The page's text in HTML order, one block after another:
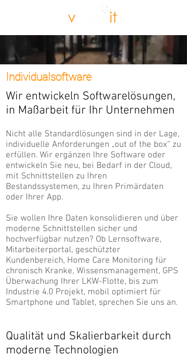
Individualsoftware
Wir entwickeln Softwarelösungen,
in Maßarbeit für Ihr Unternehmen
Nicht alle Standardlösungen sind in der Lage,
individuelle Anforderungen „out of the box“ zu
erfüllen. Wir ergänzen Ihre Software oder
entwickeln Sie neu, bei Bedarf in der Cloud,
mit Schnittstellen zu Ihren
Bestandssystemen, zu Ihren Primärdaten
oder Ihrer App.
Sie wollen Ihre Daten konsolidieren und über
moderne Schnittstellen sicher und
hochverfügbar nutzen? Ob Lernsoftware,
Mitarbeiterportal, geschützter
Kundenbereich, Home Care Monitoring für
chronisch Kranke, Wissensmanagement, GPS
Überwachung Ihrer LKW-Flotte, bis zum
Industrie 4.0 Projekt, mobil optimiert für
Smartphone und Tablet, sprechen Sie uns an.
Qualität und Skalierbarkeit durch
moderne Technologien